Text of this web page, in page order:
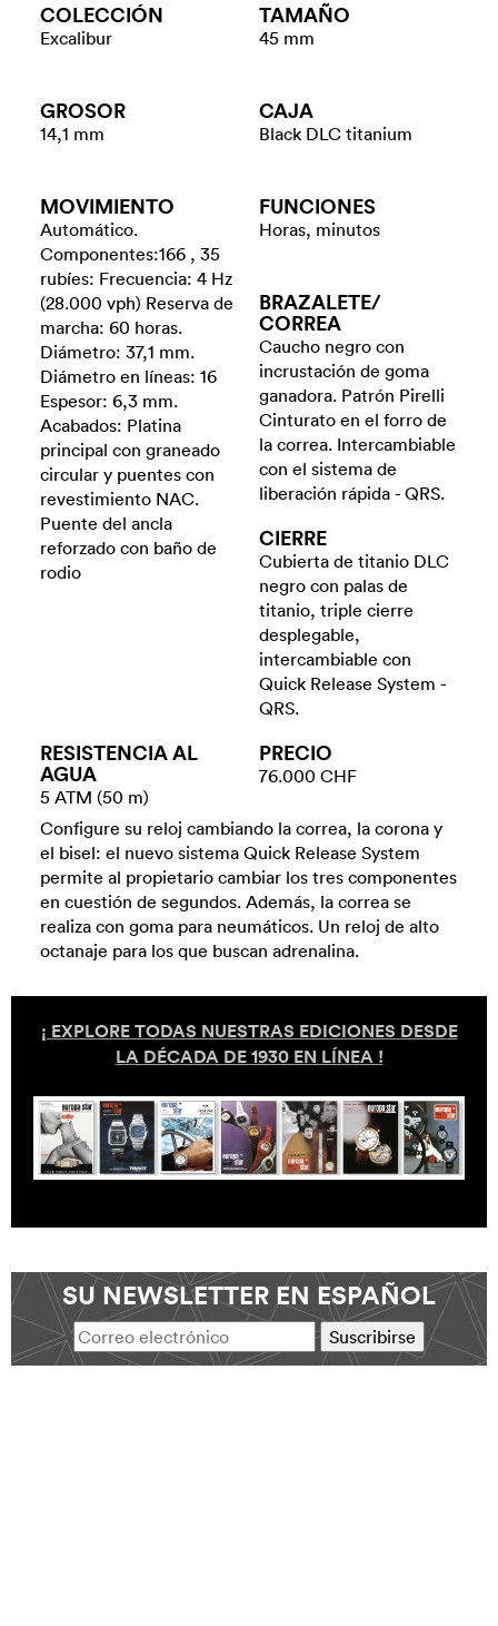
COLECCIÓN
Excalibur
TAMAÑO
45 mm
GROSOR
14,1 mm
CAJA
Black DLC titanium
MOVIMIENTO
Automático.
Componentes:166 , 35
rubíes: Frecuencia: 4 Hz
(28.000 vph) Reserva de
marcha: 60 horas.
Diámetro: 37,1 mm.
Diámetro en líneas: 16
Espesor: 6,3 mm.
Acabados: Platina
principal con graneado
circular y puentes con
revestimiento NAC.
Puente del ancla
reforzado con baño de
rodio
FUNCIONES
Horas, minutos
BRAZALETE/​
CORREA
Caucho negro con
incrustación de goma
ganadora. Patrón Pirelli
Cinturato en el forro de
la correa. Intercambiable
con el sistema de
liberación rápida - QRS.
CIERRE
Cubierta de titanio DLC
negro con palas de
titanio, triple cierre
desplegable,
intercambiable con
Quick Release System -
QRS.
RESISTENCIA AL
AGUA
5 ATM (50 m)
PRECIO
76.000 CHF
Configure su reloj cambiando la correa, la corona y
el bisel: el nuevo sistema Quick Release System
permite al propietario cambiar los tres componentes
en cuestión de segundos. Además, la correa se
realiza con goma para neumáticos. Un reloj de alto
octanaje para los que buscan adrenalina.
¡ EXPLORE TODAS NUESTRAS EDICIONES DESDE
LA DÉCADA DE 1930 EN LÍNEA !
SU NEWSLETTER EN ESPAÑOL